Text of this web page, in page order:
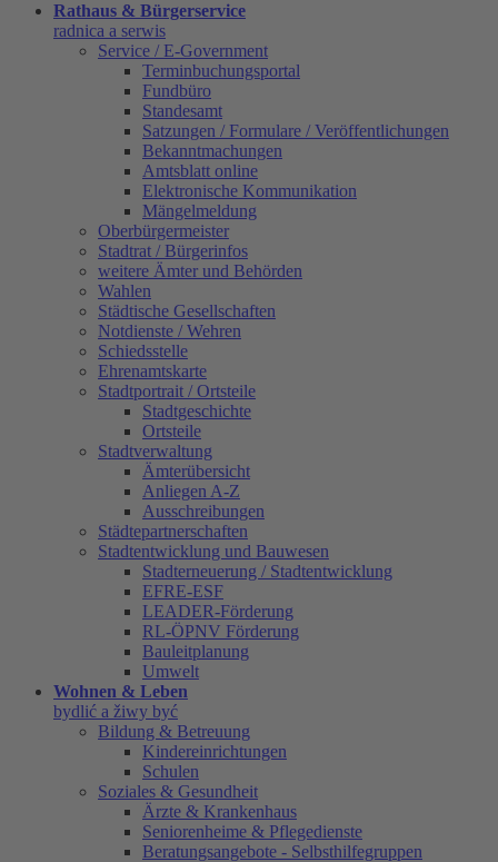
Rathaus & Bürgerservice
radnica a serwis
Service / E-Government
Terminbuchungsportal
Fundbüro
Standesamt
Satzungen / Formulare / Veröffentlichungen
Bekanntmachungen
Amtsblatt online
Elektronische Kommunikation
Mängelmeldung
Oberbürgermeister
Stadtrat / Bürgerinfos
weitere Ämter und Behörden
Wahlen
Städtische Gesellschaften
Notdienste / Wehren
Schiedsstelle
Ehrenamtskarte
Stadtportrait / Ortsteile
Stadtgeschichte
Ortsteile
Stadtverwaltung
Ämterübersicht
Anliegen A-Z
Ausschreibungen
Städtepartnerschaften
Stadtentwicklung und Bauwesen
Stadterneuerung / Stadtentwicklung
EFRE-ESF
LEADER-Förderung
RL-ÖPNV Förderung
Bauleitplanung
Umwelt
Wohnen & Leben
bydlić a žiwy być
Bildung & Betreuung
Kindereinrichtungen
Schulen
Soziales & Gesundheit
Ärzte & Krankenhaus
Seniorenheime & Pflegedienste
Beratungsangebote - Selbsthilfegruppen